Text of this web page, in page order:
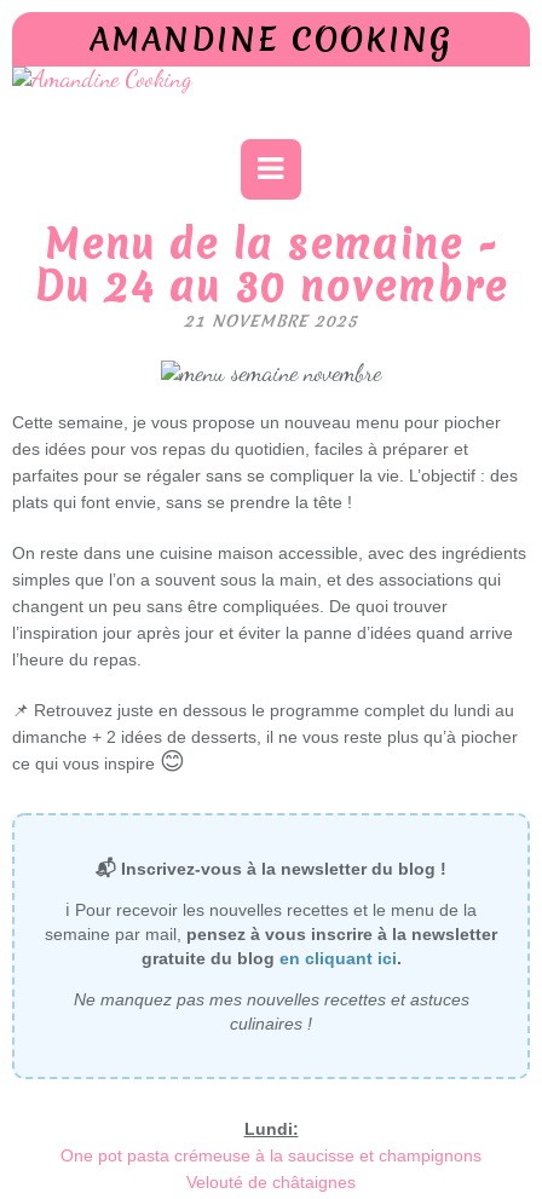
AMANDINE COOKING
Menu de la semaine -
Du 24 au 30 novembre
21 NOVEMBRE 2025
Cette semaine, je vous propose un nouveau menu pour piocher
des idées pour vos repas du quotidien, faciles à préparer et
parfaites pour se régaler sans se compliquer la vie. L’objectif : des
plats qui font envie, sans se prendre la tête !
On reste dans une cuisine maison accessible, avec des ingrédients
simples que l’on a souvent sous la main, et des associations qui
changent un peu sans être compliquées. De quoi trouver
l’inspiration jour après jour et éviter la panne d’idées quand arrive
l’heure du repas.
📌 Retrouvez juste en dessous le programme complet du lundi au
dimanche + 2 idées de desserts, il ne vous reste plus qu’à piocher
ce qui vous inspire 😊
📬 Inscrivez-vous à la newsletter du blog !
ℹ Pour recevoir les nouvelles recettes et le menu de la
semaine par mail, pensez à vous inscrire à la newsletter
gratuite du blog en cliquant ici.
Ne manquez pas mes nouvelles recettes et astuces
culinaires !
Lundi:
One pot pasta crémeuse à la saucisse et champignons
Velouté de châtaignes